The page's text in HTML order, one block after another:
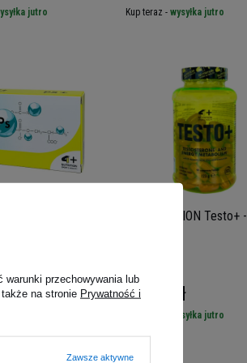
jutro Kup teraz - wysyłka jutro
4+ NUTRITION Testo+ -
79,00 zł
wysyłka jutro
warunki przechowywania lub
na stronie Prywatność i
Zawsze aktywne